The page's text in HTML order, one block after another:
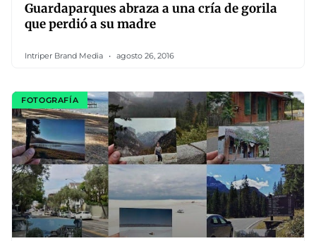
Guardaparques abraza a una cría de gorila
que perdió a su madre
Intriper Brand Media agosto 26, 2016
FOTOGRAFÍA